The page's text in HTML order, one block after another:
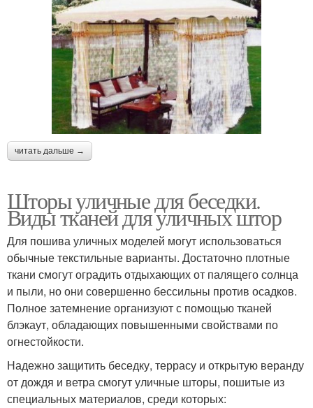
читать дальше →
Шторы уличные для беседки.
Виды тканей для уличных штор
Для пошива уличных моделей могут использоваться
обычные текстильные варианты. Достаточно плотные
ткани смогут оградить отдыхающих от палящего солнца
и пыли, но они совершенно бессильны против осадков.
Полное затемнение организуют с помощью тканей
блэкаут, обладающих повышенными свойствами по
огнестойкости.
Надежно защитить беседку, террасу и открытую веранду
от дождя и ветра смогут уличные шторы, пошитые из
специальных материалов, среди которых: